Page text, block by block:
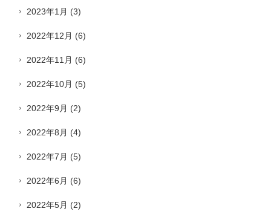
2023年1月 (3)
2022年12月 (6)
2022年11月 (6)
2022年10月 (5)
2022年9月 (2)
2022年8月 (4)
2022年7月 (5)
2022年6月 (6)
2022年5月 (2)